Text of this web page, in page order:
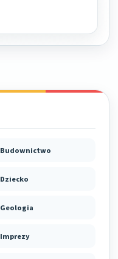
Budownictwo
Dziecko
Geologia
Imprezy